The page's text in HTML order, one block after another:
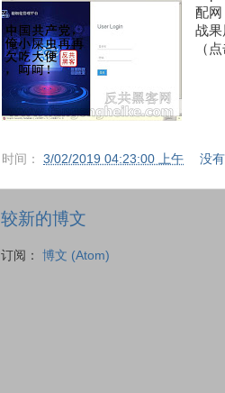
配网
战果
（
时间： 3/02/2019 04:23:00 上午 没
较新的博文
订阅： 博文 (Atom)